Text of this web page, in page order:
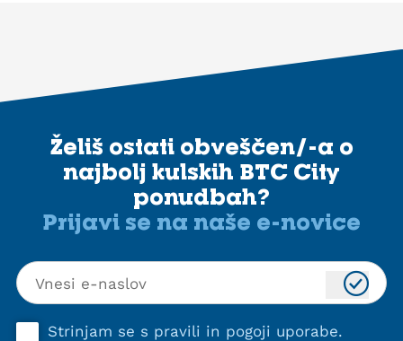
Želiš ostati obveščen/-a o
najbolj kulskih BTC City
ponudbah?
Prijavi se na naše e-novice
Strinjam se s pravili in pogoji uporabe.